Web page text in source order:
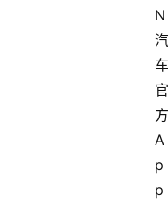
N
汽
车
官
方
A
p
p